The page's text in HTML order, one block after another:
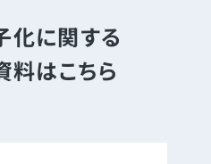
化に関する
料はこちら